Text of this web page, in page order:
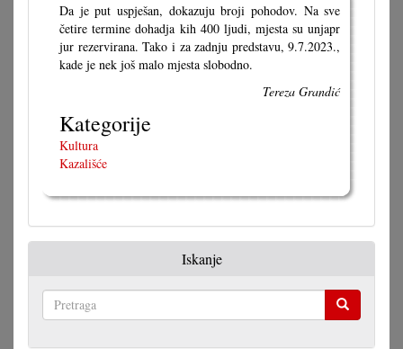
Da je put uspješan, dokazuju broji pohodov. Na sve
četire termine dohadja kih 400 ljudi, mjesta su unjapr
jur rezervirana. Tako i za zadnju predstavu, 9.7.2023.,
kade je nek još malo mjesta slobodno.
Tereza Grandić
Kategorije
Kultura
Kazališće
Iskanje